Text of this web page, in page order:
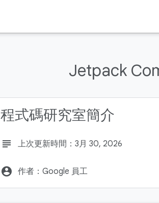
Jetpack
程式碼研究室簡介
subject 上次更新時間：3月 30, 2026
account_circle 作者：Google 員工